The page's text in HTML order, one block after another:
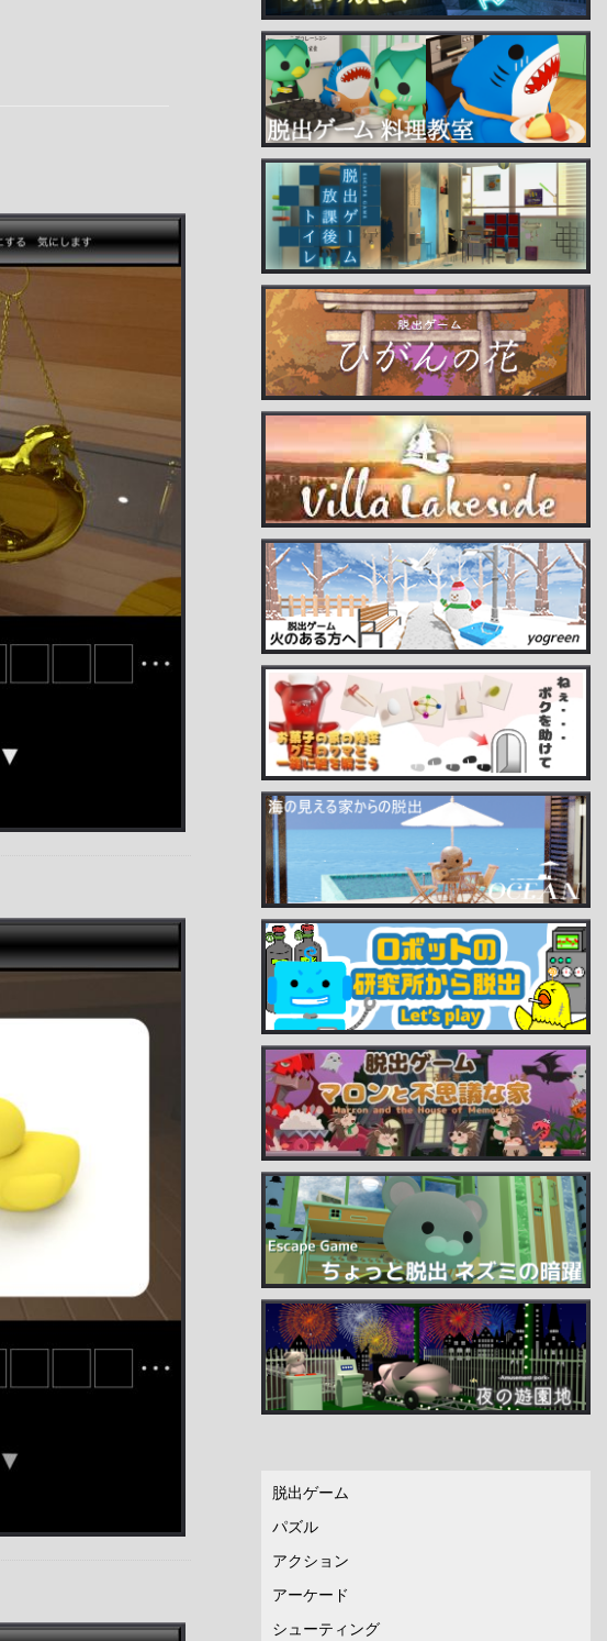
脱出ゲーム
パズル
アクション
アーケード
シューティング